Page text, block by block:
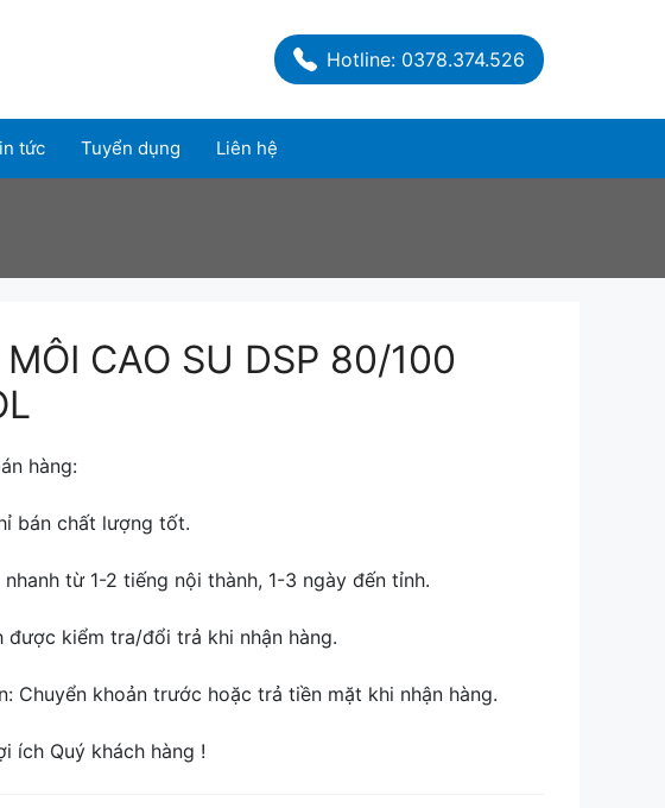
Hotline: 0378.374.526
tức Tuyển dụng Liên hệ
CAO SU DSP 80/100
hàng:
bán chất lượng tốt.
từ 1-2 tiếng nội thành, 1-3 ngày đến tỉnh.
được kiểm tra/đổi trả khi nhận hàng.
Chuyển khoản trước hoặc trả tiền mặt khi nhận hàng.
ích Quý khách hàng !